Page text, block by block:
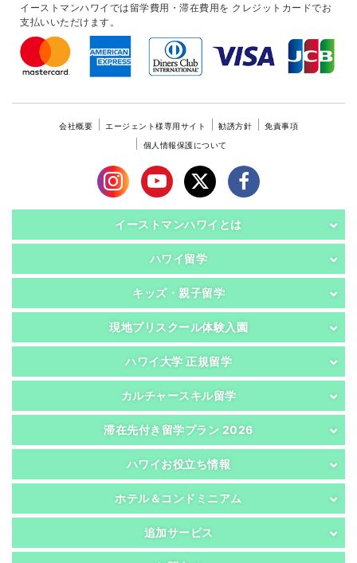
イーストマンハワイでは留学費用・滞在費用を クレジットカードでお
支払いいただけます。
会社概要 エージェント様専用サイト 勧誘方針
免責事項
個人情報保護について
イーストマンハワイとは
ハワイ留学
キッズ・親子留学
現地プリスクール体験入園
ハワイ大学 正規留学
カルチャースキル留学
滞在先付き留学プラン 2026
ハワイお役立ち情報
ホテル＆コンドミニアム
追加サービス